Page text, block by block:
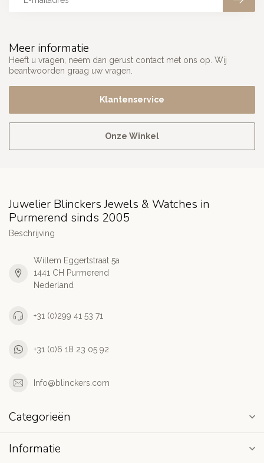
Meer informatie
Heeft u vragen, neem dan gerust contact met ons op. Wij
beantwoorden graag uw vragen.
Klantenservice
Onze Winkel
Juwelier Blinckers Jewels & Watches in
Purmerend sinds 2005
Beschrijving
Willem Eggertstraat 5a
1441 CH Purmerend
Nederland
+31 (0)299 41 53 71
+31 (0)6 18 23 05 92
Info@blinckers.com
Categorieën
Informatie